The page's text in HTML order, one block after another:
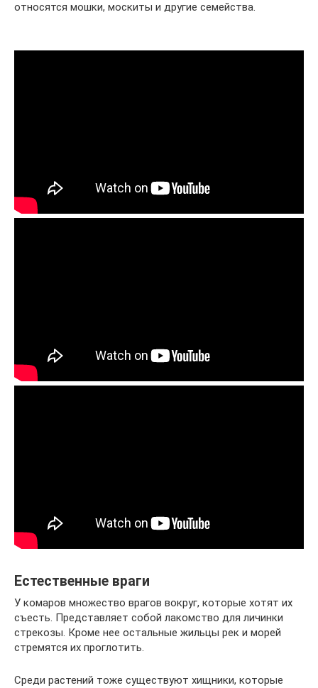
относятся мошки, москиты и другие семейства.
Естественные враги
У комаров множество врагов вокруг, которые хотят их
съесть. Представляет собой лакомство для личинки
стрекозы. Кроме нее остальные жильцы рек и морей
стремятся их проглотить.
Среди растений тоже существуют хищники, которые